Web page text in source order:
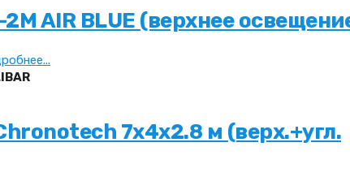
AIR BLUE (верхнее
7х4х2.8 м (верх.+угл.